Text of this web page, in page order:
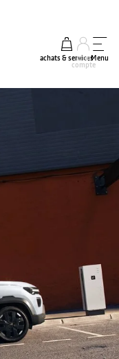
achats & services
mon
compte
Menu